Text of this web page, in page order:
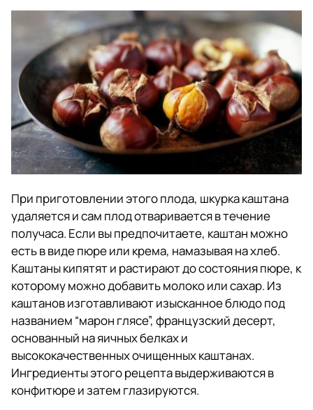
При приготовлении этого плода, шкурка каштана
удаляется и сам плод отваривается в течение
получаса. Если вы предпочитаете, каштан можно
есть в виде пюре или крема, намазывая на хлеб.
Каштаны кипятят и растирают до состояния пюре, к
которому можно добавить молоко или сахар. Из
каштанов изготавливают изысканное блюдо под
названием “марон глясе”, французский десерт,
основанный на яичных белках и
высококачественных очищенных каштанах.
Ингредиенты этого рецепта выдерживаются в
конфитюре и затем глазируются.